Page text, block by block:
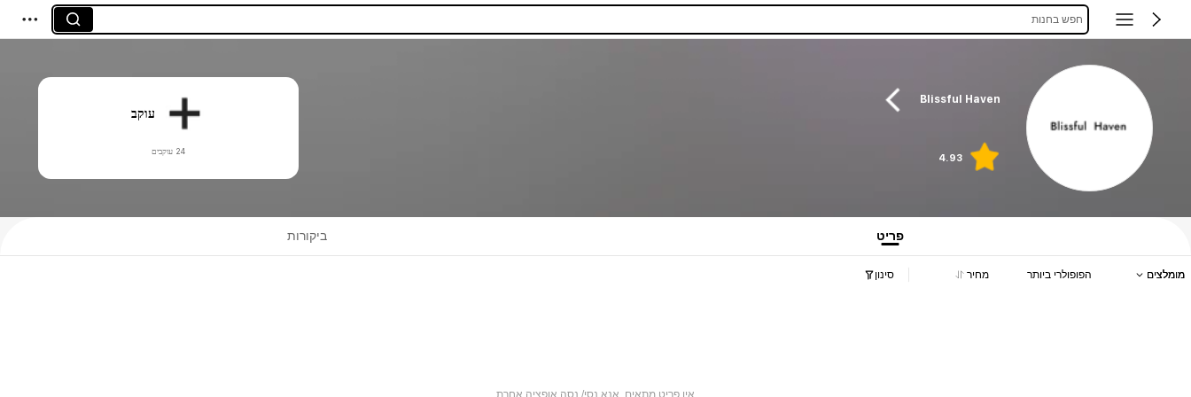
חפש בחנות
Blissful Haven
4.93
עוקב
24 עוקבים
פריט ביקורות
מומלצים הפופולרי ביותר מחיר סינון
אין פריט מתאים. אנא נסי/ נסה אופציה אחרת